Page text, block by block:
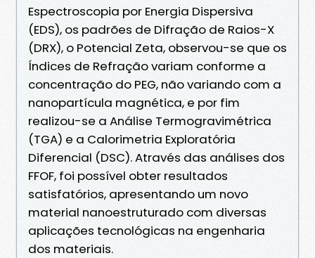
Espectroscopia por Energia Dispersiva
(EDS), os padrões de Difração de Raios-X
(DRX), o Potencial Zeta, observou-se que os
Índices de Refração variam conforme a
concentração do PEG, não variando com a
nanopartícula magnética, e por fim
realizou-se a Análise Termogravimétrica
(TGA) e a Calorimetria Exploratória
Diferencial (DSC). Através das análises dos
FFOF, foi possível obter resultados
satisfatórios, apresentando um novo
material nanoestruturado com diversas
aplicações tecnológicas na engenharia
dos materiais.